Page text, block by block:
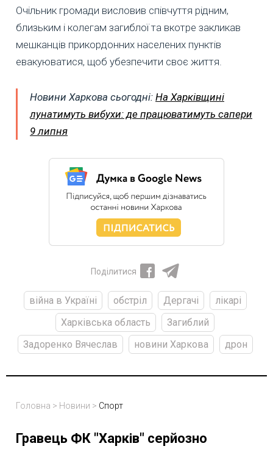
Очільник громади висловив співчуття рідним,
близьким і колегам загиблої та вкотре закликав
мешканців прикордонних населених пунктів
евакуюватися, щоб убезпечити своє життя.
Новини Харкова сьогодні: На Харківщині
лунатимуть вибухи: де працюватимуть сапери
9 липня
Поділитися
війна в Україні обстріл Дергачі
лікарі
Харківська область
Загиблий
Задоренко Вячеслав
новини Харкова дрон
Головна > Новини > Спорт
Гравець ФК "Харків" серйозно